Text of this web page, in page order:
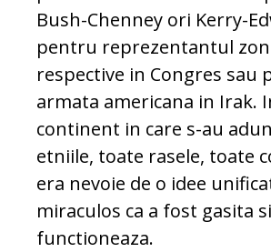
Bush-Chenney ori Kerry-
pentru reprezentantul
respective in Congres sau
armata americana in Irak.
continent in care s-au
etniile, toate rasele, toate
era nevoie de o idee
miraculos ca a fost gasita
functioneaza.